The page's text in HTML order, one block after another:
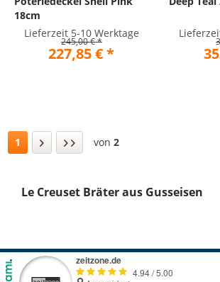
Le Creuset Bräter aus Gusseisen
18cm
Lieferzeit 5-10 Werktage
245,00 € *
227,85 € *
1 von 2